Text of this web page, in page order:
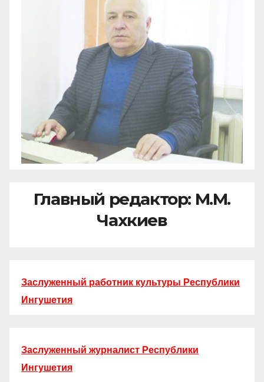
Главный редактор: М.М.
Чахкиев
Заслуженный работник культуры Республики
Ингушетия
Заслуженный журналист Республики
Ингушетия